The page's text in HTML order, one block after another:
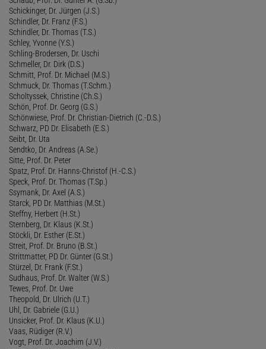
Schickinger, Dr. Jürgen (J.S.)
Schindler, Dr. Franz (F.S.)
Schindler, Dr. Thomas (T.S.)
Schley, Yvonne (Y.S.)
Schling-Brodersen, Dr. Uschi
Schmeller, Dr. Dirk (D.S.)
Schmitt, Prof. Dr. Michael (M.S.)
Schmuck, Dr. Thomas (T.Schm.)
Scholtyssek, Christine (Ch.S.)
Schön, Prof. Dr. Georg (G.S.)
Schönwiese, Prof. Dr. Christian-Dietrich (C.-D.S.)
Schwarz, PD Dr. Elisabeth (E.S.)
Seibt, Dr. Uta
Sendtko, Dr. Andreas (A.Se.)
Sitte, Prof. Dr. Peter
Spatz, Prof. Dr. Hanns-Christof (H.-C.S.)
Speck, Prof. Dr. Thomas (T.Sp.)
Ssymank, Dr. Axel (A.S.)
Starck, PD Dr. Matthias (M.St.)
Steffny, Herbert (H.St.)
Sternberg, Dr. Klaus (K.St.)
Stöckli, Dr. Esther (E.St.)
Streit, Prof. Dr. Bruno (B.St.)
Strittmatter, PD Dr. Günter (G.St.)
Stürzel, Dr. Frank (F.St.)
Sudhaus, Prof. Dr. Walter (W.S.)
Tewes, Prof. Dr. Uwe
Theopold, Dr. Ulrich (U.T.)
Uhl, Dr. Gabriele (G.U.)
Unsicker, Prof. Dr. Klaus (K.U.)
Vaas, Rüdiger (R.V.)
Vogt, Prof. Dr. Joachim (J.V.)